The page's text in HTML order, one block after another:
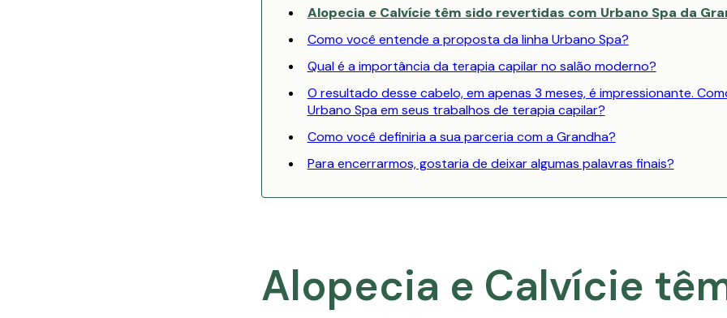
Alopecia e Calvície têm sido revertidas com Urbano Spa da
Como você entende a proposta da linha Urbano Spa?
Qual é a importância da terapia capilar no salão moderno?
O resultado desse cabelo, em apenas 3 meses, é impressionante.
Urbano Spa em seus trabalhos de terapia capilar?
Como você definiria a sua parceria com a Grandha?
Para encerrarmos, gostaria de deixar algumas palavras finais?
Alopecia e Calvície